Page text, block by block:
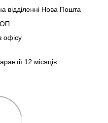
відділенні Нова Пошта
офісу
12 місяців